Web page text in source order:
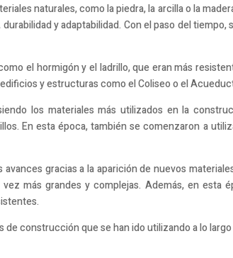
naturales, como la piedra, la arcilla o la
y adaptabilidad. Con el paso del
el hormigón y el ladrillo, que eran más
y estructuras como el Coliseo o el
los materiales más utilizados en la
En esta época, también se comenzaron a
gracias a la aparición de nuevos
más grandes y complejas. Además, en esta
construcción que se han ido utilizando a lo largo